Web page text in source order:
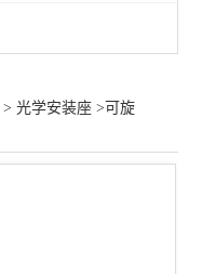
>光学安装座 >可旋